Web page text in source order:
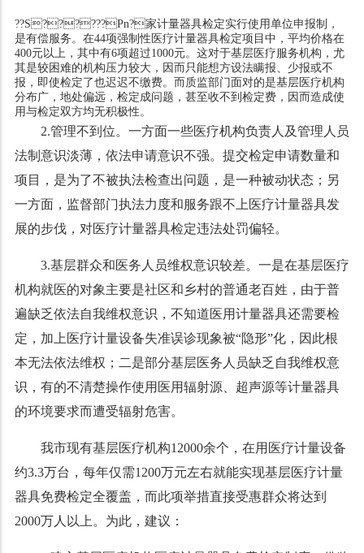
??S??????Pn?家计量器具检定实行使用单位申报制，
是有偿服务。在44项强制性医疗计量器具检定项目中，平均价格在
400元以上，其中有6项超过1000元。这对于基层医疗服务机构，尤
其是较困难的机构压力较大，因而只能想方设法瞒报、少报或不
报，即使检定了也迟迟不缴费。而质监部门面对的是基层医疗机构
分布广，地处偏远，检定成问题，甚至收不到检定费，因而造成使
用与检定双方均无积极性。
2.管理不到位。一方面一些医疗机构负责人及管理人员
法制意识淡薄，依法申请意识不强。提交检定申请数量和
项目，是为了不被执法检查出问题，是一种被动状态；另
一方面，监督部门执法力度和服务跟不上医疗计量器具发
展的步伐，对医疗计量器具检定违法处罚偏轻。
3.基层群众和医务人员维权意识较差。一是在基层医疗
机构就医的对象主要是社区和乡村的普通老百姓，由于普
遍缺乏依法自我维权意识，不知道医用计量器具还需要检
定，加上医疗计量设备失准误诊现象被“隐形”化，因此根
本无法依法维权；二是部分基层医务人员缺乏自我维权意
识，有的不清楚操作使用医用辐射源、超声源等计量器具
的环境要求而遭受辐射危害。
我市现有基层医疗机构12000余个，在用医疗计量设备
约3.3万台，每年仅需1200万元左右就能实现基层医疗计量
器具免费检定全覆盖，而此项举措直接受惠群众将达到
2000万人以上。为此，建议：